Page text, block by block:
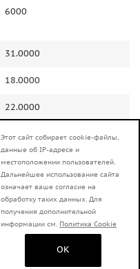
6000
31.0000
18.0000
22.0000
±30
цепей
4606059018049
Этот сайт собирает cookie-файлы,
данные об IP-адресе и
местоположении пользователей.
Дальнейшее использование сайта
означает ваше согласие на
обработку таких данных. Для
получения дополнительной
информации см. Политика Cookie
OK